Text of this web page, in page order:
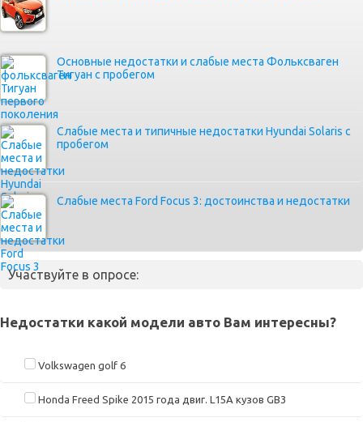
Основные недостатки и слабые места Фольксваген
Тигуан с пробегом
Слабые места и типичные недостатки Hyundai Solaris с
пробегом
Слабые места Ford Focus 3: достоинства и недостатки
Участвуйте в опросе:
Недостатки какой модели авто Вам интересны?
Volkswagen golf 6
Honda Freed Spike 2015 года двиг. L15A кузов GB3